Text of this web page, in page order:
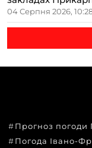
04 Серпня 2026,
Прогноз погоди
Погода Івано-